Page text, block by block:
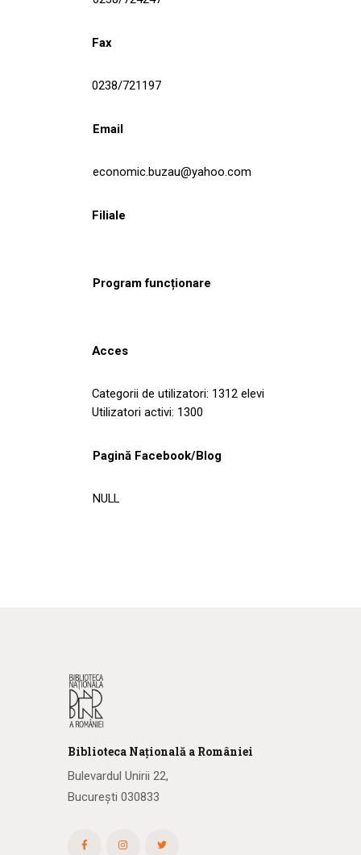
Fax
0238/721197
Email
economic.buzau@yahoo.com
Filiale
Program funcționare
Acces
Categorii de utilizatori: 1312 elevi
Utilizatori activi: 1300
Pagină Facebook/Blog
NULL
Biblioteca Națională a României
Bulevardul Unirii 22,
București 030833